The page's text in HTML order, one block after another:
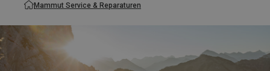
Mammut Service & Reparaturen